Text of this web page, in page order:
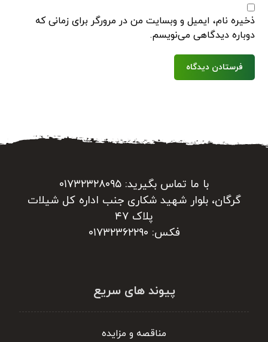
ذخیره نام، ایمیل و وبسایت من در مرورگر برای زمانی که
دوباره دیدگاهی می‌نویسم.
فرستادن دیدگاه
با ما تماس بگیرید: ۰۱۷۳۲۳۲۸۰۹۵
گرگان، بلوار شهید شکاری جنب اداره کل شیلات
پلاک ۴۷
فکس: ۰۱۷۳۲۳۶۲۲۹۰
پیوند های سریع
مناقصه و مزایده